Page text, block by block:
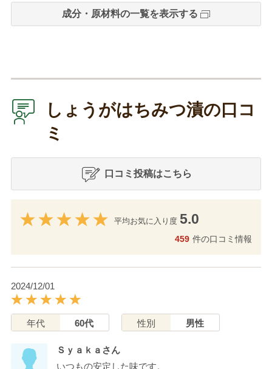
成分・原材料の一覧を表示する
しょうがはちみつ漬の口コ
ミ
口コミ投稿はこちら
平均お気に入り度 5.0
459 件の口コミ情報
2024/12/01
年代 60代 性別 男性
Ｓｙａｋａさん
いつもの安定した味です。